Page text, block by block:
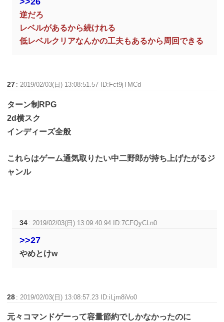
逆だろ
レベルがあるから続けれる
低レベルクリアなんかの工夫もあるから周回できる
27 :2019/02/03(日) 13:08:51.57 ID:Fct9jTMCd
ターン制RPG
2d横スク
インディーズ全般
これらはゲーム通気取りたい中二野郎が持ち上げたがるジ
ャンル
34 : 2019/02/03(日) 13:09:40.94 ID:7CFQyCLn0
>>27
やめとけw
28 :2019/02/03(日) 13:08:57.23 ID:iLjm8iVo0
元々コマンドゲーって容量節約でしかなかったのに